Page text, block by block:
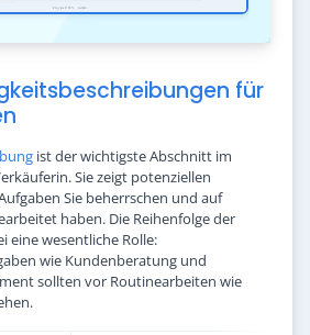
für
ist der wichtigste Abschnitt im
Sie zeigt potenziellen
Sie beherrschen und auf
haben. Die Reihenfolge der
eine wesentliche Rolle:
wie Kundenberatung und
sollten vor Routinearbeiten wie